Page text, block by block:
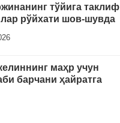
тўйига таклиф
рўйхати шов-шувда
маҳр учун
барчани ҳайратга